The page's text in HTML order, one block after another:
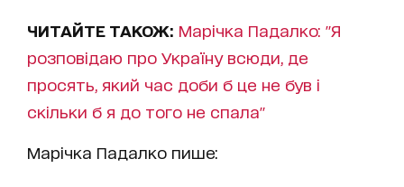
ЧИТАЙТЕ ТАКОЖ: Марічка Падалко: "Я
розповідаю про Україну всюди, де
просять, який час доби б це не був і
скільки б я до того не спала"
Марічка Падалко пише: